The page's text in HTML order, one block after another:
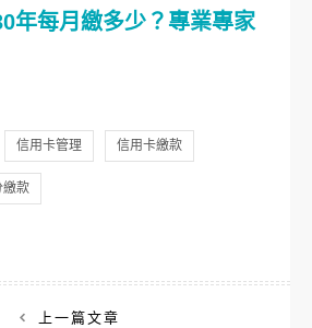
年每月繳多少？專業專家
信用卡管理 信用卡繳款
繳款
上一篇文章